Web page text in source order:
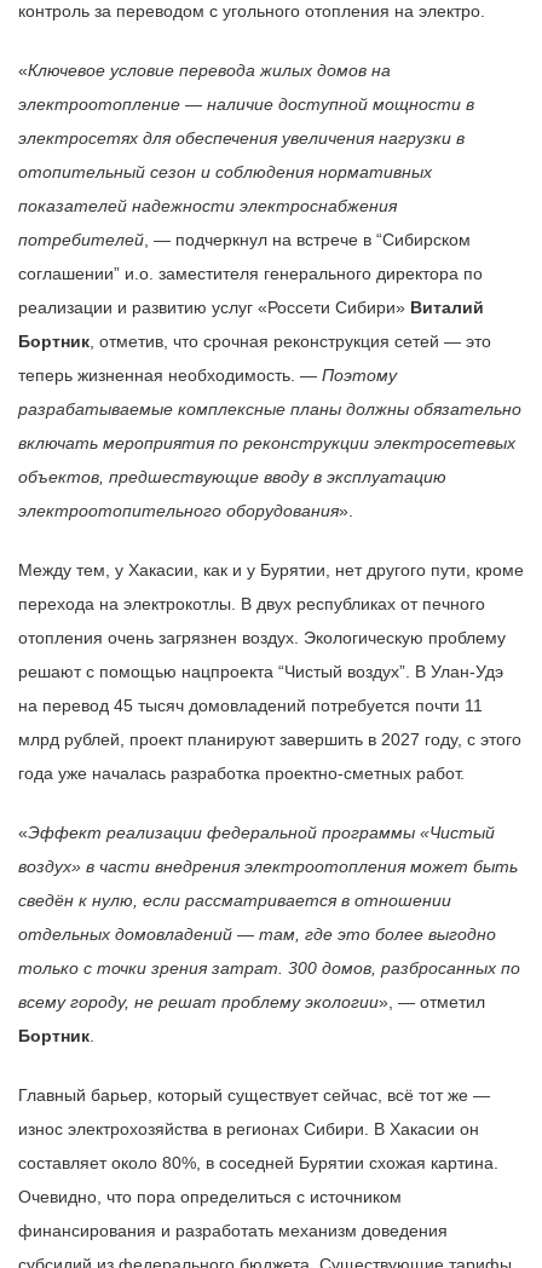
контроль за переводом с угольного отопления на электро.
«Ключевое условие перевода жилых домов на
электроотопление — наличие доступной мощности в
электросетях для обеспечения увеличения нагрузки в
отопительный сезон и соблюдения нормативных
показателей надежности электроснабжения
потребителей , — подчеркнул на встрече в “Сибирском
соглашении” и.о. заместителя генерального директора по
реализации и развитию услуг «Россети Сибири» Виталий
Бортник , отметив, что срочная реконструкция сетей — это
теперь жизненная необходимость. — Поэтому
разрабатываемые комплексные планы должны обязательно
включать мероприятия по реконструкции электросетевых
объектов, предшествующие вводу в эксплуатацию
электроотопительного оборудования».
Между тем, у Хакасии, как и у Бурятии, нет другого пути, кроме
перехода на электрокотлы. В двух республиках от печного
отопления очень загрязнен воздух. Экологическую проблему
решают с помощью нацпроекта “Чистый воздух”. В Улан-Удэ
на перевод 45 тысяч домовладений потребуется почти 11
млрд рублей, проект планируют завершить в 2027 году, с этого
года уже началась разработка проектно-сметных работ.
«Эффект реализации федеральной программы «Чистый
воздух» в части внедрения электроотопления может быть
сведён к нулю, если рассматривается в отношении
отдельных домовладений — там, где это более выгодно
только с точки зрения затрат. 300 домов, разбросанных по
всему городу, не решат проблему экологии», — отметил
Бортник
Главный барьер, который существует сейчас, всё тот же —
износ электрохозяйства в регионах Сибири. В Хакасии он
составляет около 80%, в соседней Бурятии схожая картина.
Очевидно, что пора определиться с источником
финансирования и разработать механизм доведения